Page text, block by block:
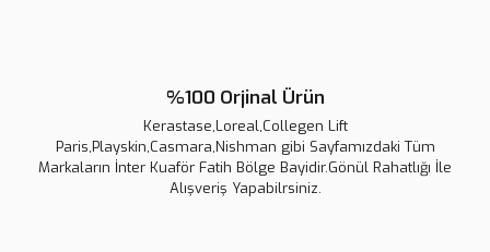
%100 Orjinal Ürün
Kerastase,Loreal,Collegen Lift
Paris,Playskin,Casmara,Nishman gibi Sayfamızdaki Tüm
Markaların İnter Kuaför Fatih Bölge Bayidir.Gönül Rahatlığı İle
Alışveriş Yapabilrsiniz.